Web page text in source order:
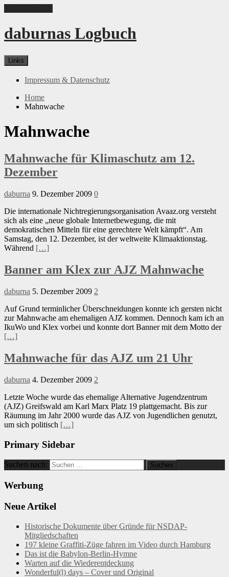
daburnas Logbuch
Links
Impressum & Datenschutz
Home
Mahnwache
Mahnwache
Mahnwache für Klimaschutz am 12.
Dezember
daburna 9. Dezember 2009 0
Die internationale Nichtregierungsorganisation Avaaz.org versteht
sich als eine „neue globale Internetbewegung, die mit
demokratischen Mitteln für eine gerechtere Welt kämpft“. Am
Samstag, den 12. Dezember, ist der weltweite Klimaaktionstag.
Während […]
Banner am Klex zur AJZ Mahnwache
daburna 5. Dezember 2009 2
Auf Grund terminlicher Überschneidungen konnte ich gersten nicht
zur Mahnwache am ehemaligen AJZ kommen. Dennoch kam ich an
IkuWo und Klex vorbei und konnte dort Banner mit dem Motto der
[…]
Mahnwache für das AJZ um 21 Uhr
daburna 4. Dezember 2009 2
Letzte Woche wurde das ehemalige Alternative Jugendzentrum
(AJZ) Greifswald am Karl Marx Platz 19 plattgemacht. Bis zur
Räumung im Jahr 2000 wurde das AJZ von Jugendlichen genutzt,
um sich politisch […]
Primary Sidebar
Suchen nach:
Werbung
Neue Artikel
Historische Dokumente über Gründe für NSDAP-
Mitgliedschaften
197 kleine Graffiti-Züge fahren im Video durch Hamburg
Das ist die Babylon-Berlin-Hymne
Warten auf die Wiederentdeckung
Wonderful(l) days – Cover und Original